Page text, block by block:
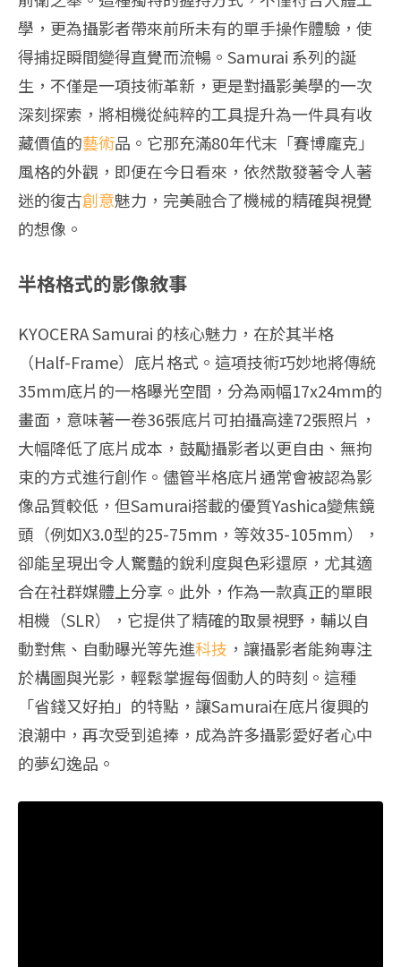
學，更為攝影者帶來前所未有的單手操作體驗，使
得捕捉瞬間變得直覺而流暢。Samurai 系列的誕
生，不僅是一項技術革新，更是對攝影美學的一次
深刻探索，將相機從純粹的工具提升為一件具有收
藏價值的藝術品。它那充滿80年代末「賽博龐克」
風格的外觀，即便在今日看來，依然散發著令人著
迷的復古創意魅力，完美融合了機械的精確與視覺
的想像。
半格格式的影像敘事
KYOCERA Samurai 的核心魅力，在於其半格
（Half-Frame）底片格式。這項技術巧妙地將傳統
35mm底片的一格曝光空間，分為兩幅17x24mm的
畫面，意味著一卷36張底片可拍攝高達72張照片，
大幅降低了底片成本，鼓勵攝影者以更自由、無拘
束的方式進行創作。儘管半格底片通常會被認為影
像品質較低，但Samurai搭載的優質Yashica變焦鏡
頭（例如X3.0型的25-75mm，等效35-105mm），
卻能呈現出令人驚豔的銳利度與色彩還原，尤其適
合在社群媒體上分享。此外，作為一款真正的單眼
相機（SLR），它提供了精確的取景視野，輔以自
動對焦、自動曝光等先進科技 ，讓攝影者能夠專注
於構圖與光影，輕鬆掌握每個動人的時刻。這種
「省錢又好拍」的特點，讓Samurai在底片復興的
浪潮中，再次受到追捧，成為許多攝影愛好者心中
的夢幻逸品。